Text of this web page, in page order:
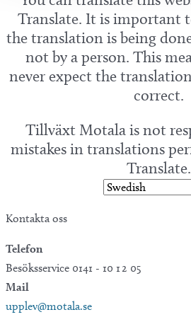
Translate. It is important
the translation is being
not by a person. This
never expect the
correct.
Tillväxt Motala is not
mistakes in translations
Translate.
Kontakta oss
Telefon
Besöksservice 0141 - 10 1 2 05
Mail
upplev@motala.se